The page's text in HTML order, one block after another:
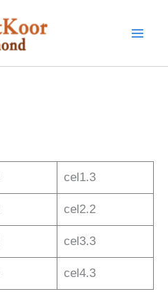
cel1.3
cel2.2
cel3.3
cel4.3